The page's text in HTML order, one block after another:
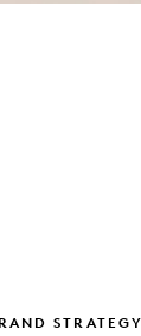
STRATEGY